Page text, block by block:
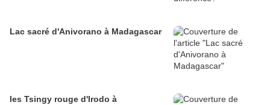
Lac sacré d'Anivorano à Madagascar
les Tsingy rouge d'Irodo à